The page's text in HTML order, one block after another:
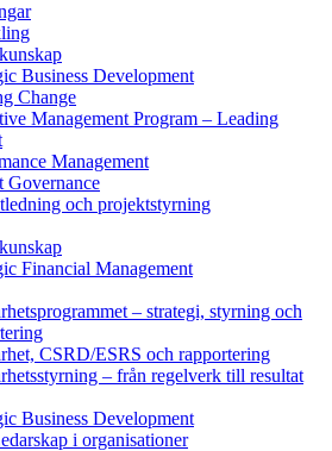
Business Development
Change
Management Program – Leading
Management
Governance
och projektstyrning
Financial Management
– strategi, styrning och
CSRD/ESRS och rapportering
– från regelverk till resultat
Business Development
i organisationer